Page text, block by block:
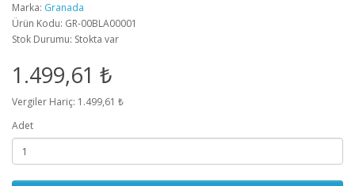
Marka: Granada
Ürün Kodu: GR-00BLA00001
Stok Durumu: Stokta var
1.499,61 ₺
Vergiler Hariç: 1.499,61 ₺
Adet